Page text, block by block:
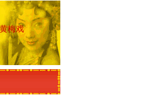
黄梅戏